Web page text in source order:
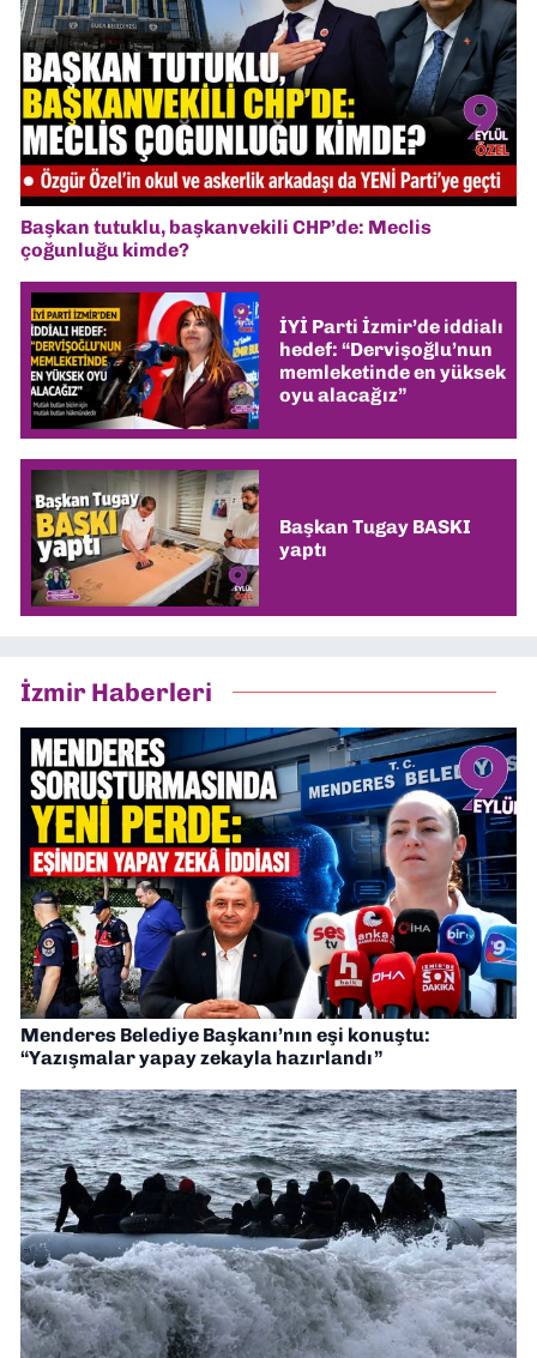
Başkan tutuklu, başkanvekili CHP’de: Meclis
çoğunluğu kimde?
İYİ Parti İzmir’de iddialı
hedef: “Dervişoğlu’nun
memleketinde en yüksek
oyu alacağız”
Başkan Tugay BASKI
yaptı
İzmir Haberleri
Menderes Belediye Başkanı’nın eşi konuştu:
“Yazışmalar yapay zekayla hazırlandı”